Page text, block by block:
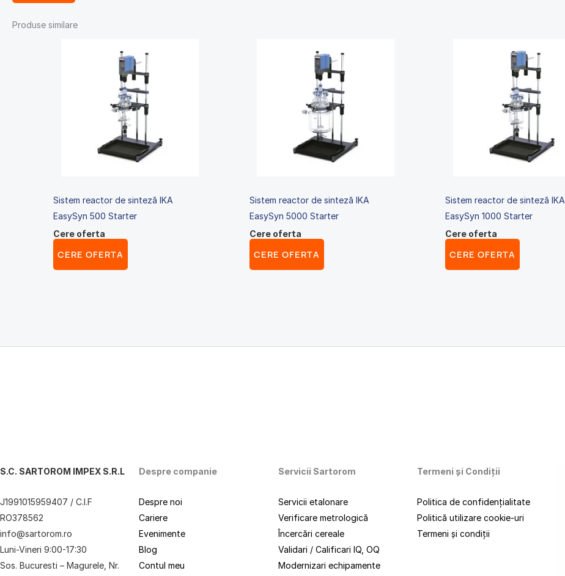
Produse similare
Sistem reactor de sinteză IKA
EasySyn 500 Starter
Cere oferta
CERE OFERTA
Sistem reactor de sinteză IKA
EasySyn 5000 Starter
Cere oferta
CERE OFERTA
Sistem reactor de sinteză IKA
EasySyn 1000 Starter
Cere oferta
CERE OFERTA
S.C. SARTOROM IMPEX S.R.L
J1991015959407 / C.I.F
RO378562
info@sartorom.ro
Luni-Vineri 9:00-17:30
Sos. Bucuresti – Magurele, Nr.
Despre companie
Despre noi
Cariere
Evenimente
Blog
Contul meu
Servicii Sartorom
Servicii etalonare
Verificare metrologică
Încercări cereale
Validari / Calificari IQ, OQ
Modernizari echipamente
Termeni și Condiții
Politica de confidențialitate
Politică utilizare cookie-uri
Termeni și condiții